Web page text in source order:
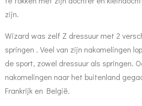
zijn.
Wizard was zelf Z dressuur met 2
springen . Veel van zijn nakomelingen
de sport, zowel dressuur als springen.
nakomelingen naar het buitenland
Frankrijk en België.